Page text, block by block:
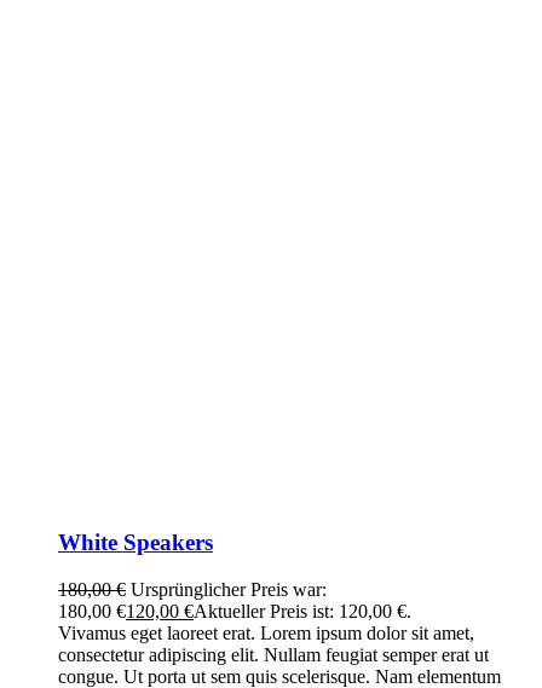
White Speakers
180,00€ Ursprünglicher Preis war:
180,00 €120,00 €Aktueller Preis ist: 120,00 €.
Vivamus eget laoreet erat. Lorem ipsum dolor sit amet,
consectetur adipiscing elit. Nullam feugiat semper erat ut
congue. Ut porta ut sem quis scelerisque. Nam elementum